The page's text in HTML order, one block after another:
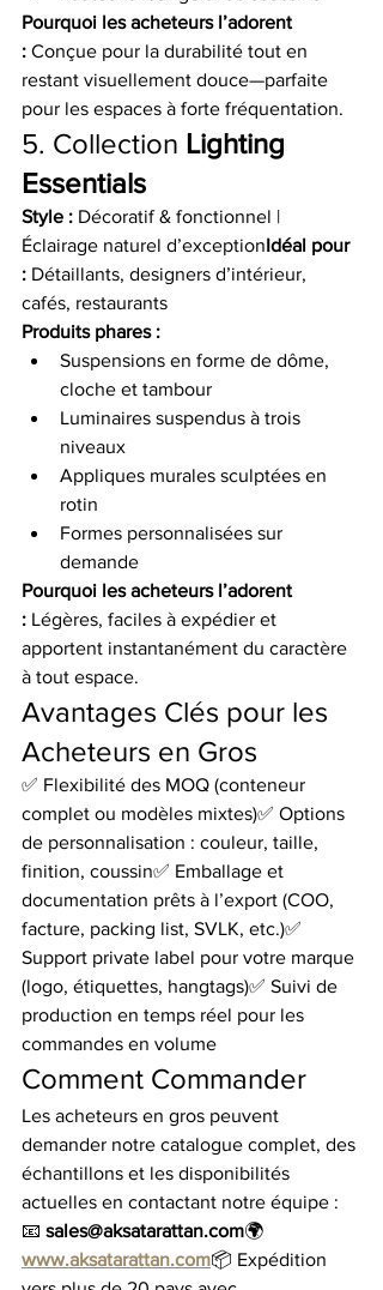
Pourquoi les acheteurs l’adorent
: Conçue pour la durabilité tout en
restant visuellement douce—parfaite
pour les espaces à forte fréquentation.
5. Collection Lighting
Essentials
Style : Décoratif & fonctionnel |
Éclairage naturel d’exceptionIdéal pour
: Détaillants, designers d’intérieur,
cafés, restaurants
Produits phares :
Suspensions en forme de dôme,
cloche et tambour
Luminaires suspendus à trois
niveaux
Appliques murales sculptées en
rotin
Formes personnalisées sur
demande
Pourquoi les acheteurs l’adorent
: Légères, faciles à expédier et
apportent instantanément du caractère
à tout espace.
Avantages Clés pour les
Acheteurs en Gros
✅ Flexibilité des MOQ (conteneur
complet ou modèles mixtes)✅ Options
de personnalisation : couleur, taille,
finition, coussin✅ Emballage et
documentation prêts à l’export (COO,
facture, packing list, SVLK, etc.)✅
Support private label pour votre marque
(logo, étiquettes, hangtags)✅ Suivi de
production en temps réel pour les
commandes en volume
Comment Commander
Les acheteurs en gros peuvent
demander notre catalogue complet, des
échantillons et les disponibilités
actuelles en contactant notre équipe :
📧 sales@aksatarattan.com🌍
www.aksatarattan.com📦 Expédition